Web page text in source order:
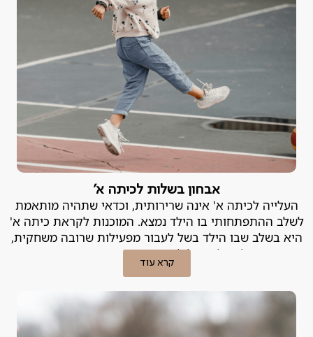
אבחון בשלות לכיתה א'
העלייה לכיתה א' אינה שרירותית, וכדאי שתהיה מותאמת
לשלב ההתפתחותי בו הילד נמצא. המוכנות לקראת כיתה א'
היא בשלב שבו הילד בשל לעבור מפעילות שרובה משחקית,
לפעילות של למידה מובנית ומסודרת.
קרא עוד